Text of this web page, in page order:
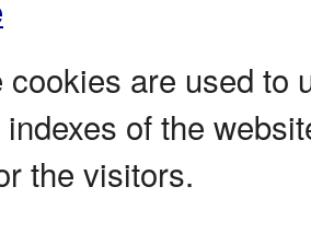
cookies are used to
of the
the visitors.